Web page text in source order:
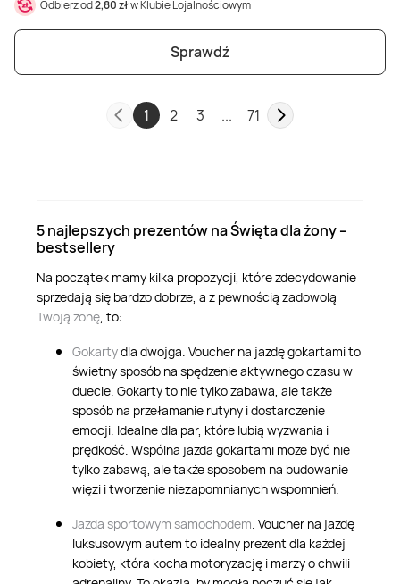
Odbierz od2,80 złw Klubie Lojalnościowym
Sprawdź
1 2 3 ... 71
5 najlepszych prezentów na Święta dla żony –
bestsellery
Na początek mamy kilka propozycji, które zdecydowanie
sprzedają się bardzo dobrze, a z pewnością zadowolą
Twoją żonę, to:
Gokartydla dwojga. Voucher na jazdę gokartami to
świetny sposób na spędzenie aktywnego czasu w
duecie. Gokarty to nie tylko zabawa, ale także
sposób na przełamanie rutyny i dostarczenie
emocji. Idealne dla par, które lubią wyzwania i
prędkość. Wspólna jazda gokartami może być nie
tylko zabawą, ale także sposobem na budowanie
więzi i tworzenie niezapomnianych wspomnień.
Jazda sportowym samochodem. Voucher na jazdę
luksusowym autem to idealny prezent dla każdej
kobiety, która kocha motoryzację i marzy o chwili